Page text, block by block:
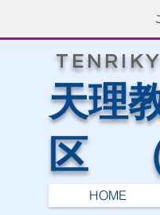
天理
区 （
HOME